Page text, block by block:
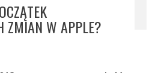
ZMIAN W APPLE?